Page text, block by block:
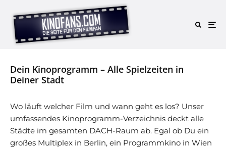
Dein Kinoprogramm – Alle Spielzeiten in
Deiner Stadt
Wo läuft welcher Film und wann geht es los? Unser
umfassendes Kinoprogramm-Verzeichnis deckt alle
Städte im gesamten DACH-Raum ab. Egal ob Du ein
großes Multiplex in Berlin, ein Programmkino in Wien